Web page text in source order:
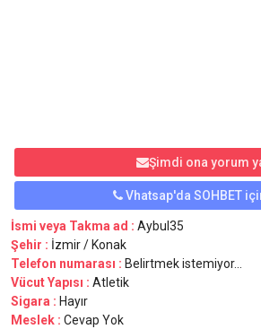
Şimdi ona yorum
Vhatsap'da SOHBET
İsmi veya Takma ad : Aybul35
Şehir : İzmir / Konak
Telefon numarası : Belirtmek istemiyor...
Vücut Yapısı : Atletik
Sigara : Hayır
Meslek : Cevap Yok